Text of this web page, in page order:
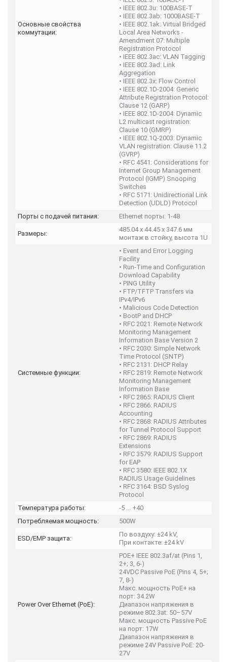
Основные свойства
коммутации:
• IEEE 802.3u: 100BASE-T
• IEEE 802.3ab: 1000BASE-T
• IEEE 802.1ak: Virtual Bridged
Local Area Networks -
Amendment 07: Multiple
Registration Protocol
• IEEE 802.3ac: VLAN Tagging
• IEEE 802.3ad: Link
Aggregation
• IEEE 802.3x: Flow Control
• IEEE 802.1D-2004: Generic
Attribute Registration Protocol:
Clause 12 (GARP)
• IEEE 802.1D-2004: Dynamic
L2 multicast registration:
Clause 10 (GMRP)
• IEEE 802.1Q-2003: Dynamic
VLAN registration: Clause 11.2
(GVRP)
• RFC 4541: Considerations for
Internet Group Management
Protocol (IGMP) Snooping
Switches
• RFC 5171: Unidirectional Link
Detection (UDLD) Protocol
Порты с подачей питания:
Ethernet порты: 1-48
Размеры:
485.04 x 44.45 x 347.6 мм
монтаж в стойку, высота 1U
Системные функции:
• Event and Error Logging
Facility
• Run-Time and Configuration
Download Capability
• PING Utility
• FTP/TFTP Transfers via
IPv4/IPv6
• Malicious Code Detection
• BootP and DHCP
• RFC 2021: Remote Network
Monitoring Management
Information Base Version 2
• RFC 2030: Simple Network
Time Protocol (SNTP)
• RFC 2131: DHCP Relay
• RFC 2819: Remote Network
Monitoring Management
Information Base
• RFC 2865: RADIUS Client
• RFC 2866: RADIUS
Accounting
• RFC 2868: RADIUS Attributes
for Tunnel Protocol Support
• RFC 2869: RADIUS
Extensions
• RFC 3579: RADIUS Support
for EAP
• RFC 3580: IEEE 802.1X
RADIUS Usage Guidelines
• RFC 3164: BSD Syslog
Protocol
Температура работы:
-5 ... +40
Потребляемая мощность:
500W
ESD/EMP защита:
По воздуху: ±24 kV,
При контакте: ±24 kV
Power Over Ethernet (PoE):
POE+ IEEE 802.3af/at (Pins 1,
2+; 3, 6-)
24VDC Passive PoE (Pins 4, 5+;
7, 8-)
Макс. мощность PoE+ на
порт: 34.2W
Диапазон напряжения в
режиме 802.3at: 50–57V
Макс. мощность Passive PoE
на порт: 17W
Диапазон напряжения в
режиме 24V Passive PoE: 20-
27V